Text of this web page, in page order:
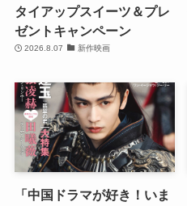
タイアップスイーツ＆プレ
ゼントキャンペーン
2026.8.07 新作映画
「中国ドラマが好き！いま